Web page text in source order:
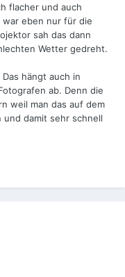
flacher und auch
eben nur für die
sah das dann
Wetter gedreht.
hängt auch in
ab. Denn die
weil man das auf dem
damit sehr schnell